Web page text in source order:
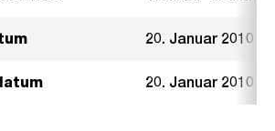
20. Januar 2010
20. Januar 2010